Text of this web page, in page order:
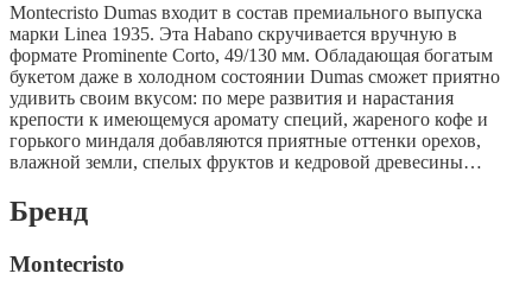
Montecristo Dumas входит в состав премиального выпуска
марки Linea 1935. Эта Habano скручивается вручную в
формате Prominente Corto, 49/130 мм. Обладающая богатым
букетом даже в холодном состоянии Dumas сможет приятно
удивить своим вкусом: по мере развития и нарастания
крепости к имеющемуся аромату специй, жареного кофе и
горького миндаля добавляются приятные оттенки орехов,
влажной земли, спелых фруктов и кедровой древесины…
Бренд
Montecristo